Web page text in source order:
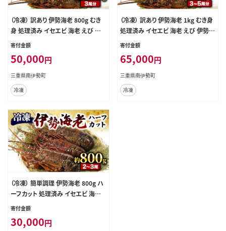
（冷凍） 訳あり 伊勢海老 800g むき
身 処理済み イセエビ 海老 えび 伊
勢 エビ 伊勢エビ 海宝水産 訳あり品
刺身 海鮮 ギフト 国産 三重県 南伊
勢町
寄付金額
50,000円
三重県南伊勢町
冷凍
（冷凍） 訳あり 伊勢海老 1kg むき身
処理済み イセエビ 海老 えび 伊勢
エビ 伊勢エビ 海宝水産 訳あり品 訳
身 海鮮 ギフト 国産 三重県 南伊勢
町
寄付金額
65,000円
三重県南伊勢町
冷凍
（冷凍） 簡単調理 伊勢海老 800g ハ
ーフカット 処理済み イセエビ 海老
えび 伊勢 エビ 伊勢エビ 海宝水産
BQ 鉄板焼 海鮮 ギフト 国産 三重県
寄付金額
30,000円